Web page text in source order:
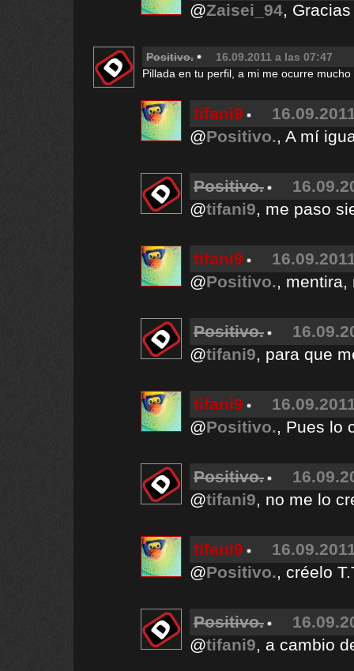
@Zaisei_94,
Positivo.
16.09.2011 a las 07:47
Pillada en tu perfil, a mi me ocurre
tifani9
@Positivo., A mí
Positivo.
@tifani9, me paso
tifani9
@Positivo., mentira,
Positivo.
@tifani9, para que
tifani9
@Positivo., Pues lo
Positivo.
@tifani9, no me lo
tifani9
@Positivo., créelo
Positivo.
@tifani9, a cambio